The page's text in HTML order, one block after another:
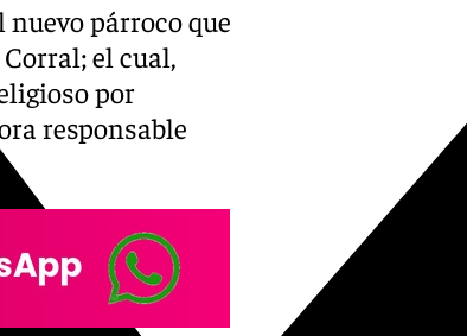
nuevo párroco que
el cual,
por
responsable